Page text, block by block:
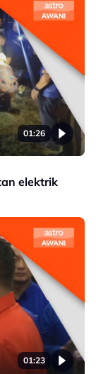
01:26
elektrik
01:23